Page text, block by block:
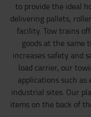
to provide the ideal
delivering pallets,
facility. Tow trains
goods at the same
increases safety and
load carrier, our
applications such
industrial sites. Our
items on the back of